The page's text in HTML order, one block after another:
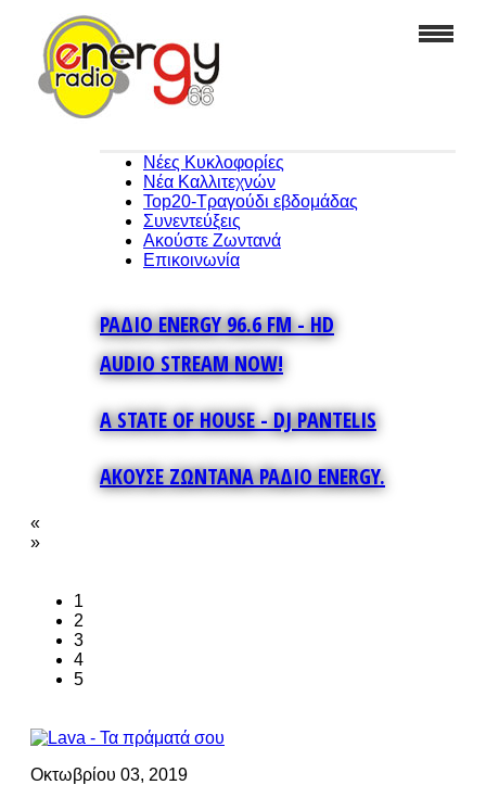
Νέες Κυκλοφορίες
Νέα Καλλιτεχνών
Top20-Τραγούδι εβδομάδας
Συνεντεύξεις
Ακούστε Ζωντανά
Επικοινωνία
ΡΑΔΙΟ ENERGY 96.6 FM - HD
AUDIO STREAM NOW!
A STATE OF HOUSE - DJ PANTELIS
ΑΚΟΥΣΕ ΖΩΝΤΑΝΑ ΡΑΔΙΟ ENERGY.
«
»
1
2
3
4
5
Οκτωβρίου 03, 2019